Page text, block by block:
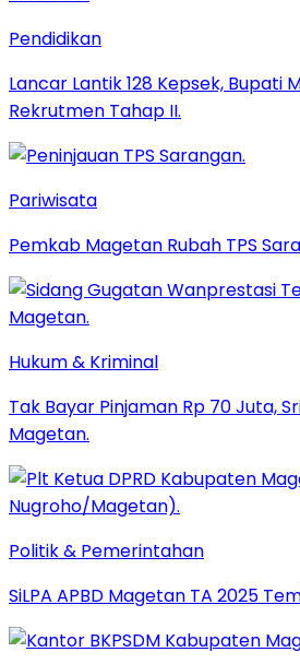
Pendidikan
Lancar Lantik 128 Kepsek, Bupati
Rekrutmen Tahap II.
Pariwisata
Pemkab Magetan Rubah TPS
Hukum & Kriminal
Tak Bayar Pinjaman Rp 70 Juta,
Magetan.
Politik & Pemerintahan
SiLPA APBD Magetan TA 2025